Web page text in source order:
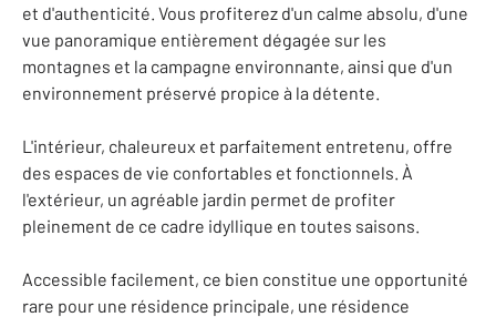
et d'authenticité. Vous profiterez d'un calme absolu, d'une
vue panoramique entièrement dégagée sur les
montagnes et la campagne environnante, ainsi que d'un
environnement préservé propice à la détente.
L'intérieur, chaleureux et parfaitement entretenu, offre
des espaces de vie confortables et fonctionnels. À
l'extérieur, un agréable jardin permet de profiter
pleinement de ce cadre idyllique en toutes saisons.
Accessible facilement, ce bien constitue une opportunité
rare pour une résidence principale, une résidence